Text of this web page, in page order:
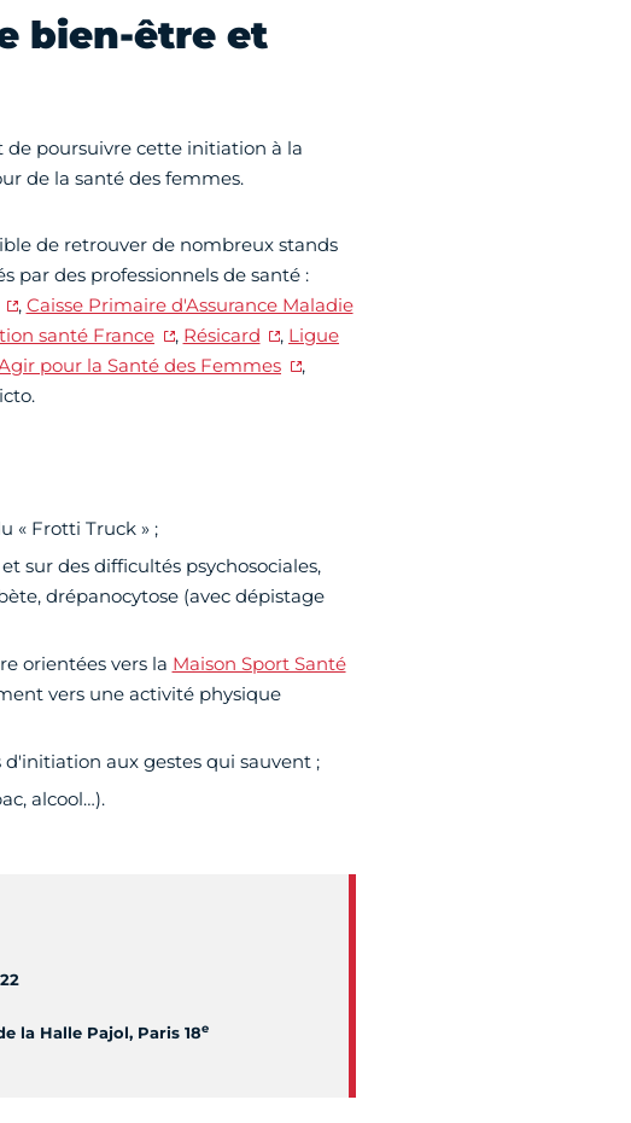
bien-être et
de poursuivre cette initiation à la
de la santé des femmes.
de retrouver de nombreux stands
par des professionnels de santé :
, Caisse Primaire d'Assurance Maladie
santé France , Résicard , Ligue
pour la Santé des Femmes
,
« Frotti Truck » ;
sur des difficultés psychosociales,
drépanocytose (avec dépistage
orientées vers la Maison Sport Santé
vers une activité physique
d'initiation aux gestes qui sauvent ;
alcool…).
la Halle Pajol, Paris 18e